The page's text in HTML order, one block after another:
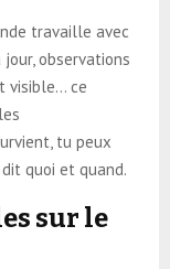
travaille avec
observations
visible… ce
tu peux
quoi et quand.
sur le